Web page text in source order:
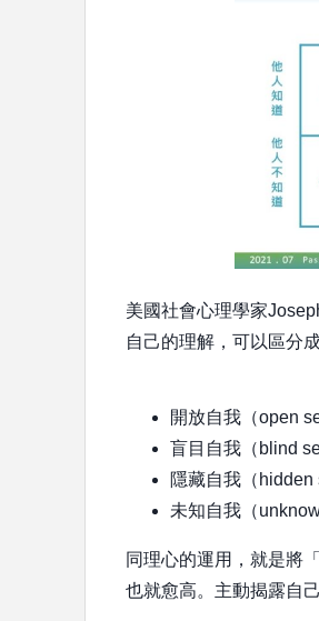
美國社會心理學家
自己的理解，可以區分
開放自我（open
盲目自我（blind
隱藏自我（hidden
未知自我（
同理心的運用，就是將
也就愈高。主動揭露自